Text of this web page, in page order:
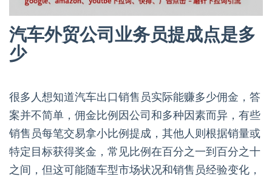
汽车外贸公司业务员提成点是多
少
很多人想知道汽车出口销售员实际能赚多少佣金，答
案并不简单，佣金比例因公司和多种因素而异，有些
销售员每笔交易拿小比例提成，其他人则根据销量或
特定目标获得奖金，常见比例在百分之一到百分之十
之间，但这可能随车型市场状况和销售员经验变化，